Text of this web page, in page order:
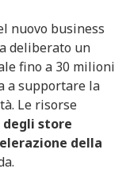
nuovo business
deliberato un
fino a 30 milioni
a supportare la
Le risorse
store
della